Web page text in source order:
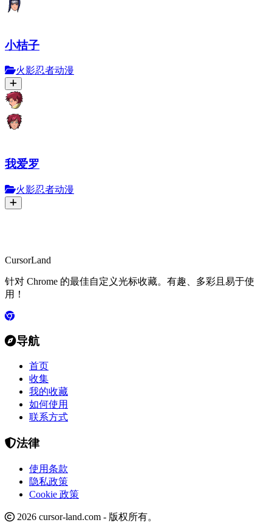
小桔子
火影忍者动漫
我爱罗
火影忍者动漫
CursorLand
针对 Chrome 的最佳自定义光标收藏。有趣、多彩且易于使
用！
导航
首页
收集
我的收藏
如何使用
联系方式
法律
使用条款
隐私政策
Cookie 政策
2026 cursor-land.com - 版权所有。